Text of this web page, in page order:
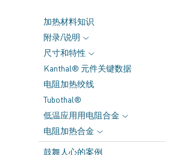
加热材料知识
附录/说明
尺寸和特性
Kanthal® 元件关键数据
电阻加热绞线
Tubothal®
低温应用用电阻合金
电阻加热合金
鼓舞人心的案例